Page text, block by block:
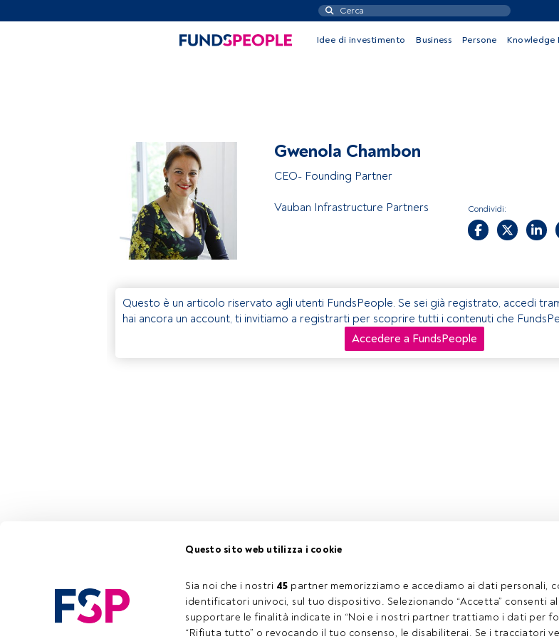
Questo sito web utilizza i cookie
Sia noi che i nostri 45 partner memorizziamo e accediamo ai dati personali,
identificatori univoci, sul tuo dispositivo. Selezionando “Accetta” consenti
supportare le finalità indicate in “Noi e i nostri partner trattiamo i dati per
“Rifiuta tutto” o revocando il tuo consenso, le disabiliterai. Se i tracciatori
Idee di investimento Business Persone Knowledge
Gwenola Chambon
CEO- Founding Partner
Vauban Infrastructure Partners Condividi:
Questo è un articolo riservato agli utenti FundsPeople. Se sei già registrato, accedi
hai ancora un account, ti invitiamo a registrarti per scoprire tutti i contenuti che
Accedere a FundsPeople